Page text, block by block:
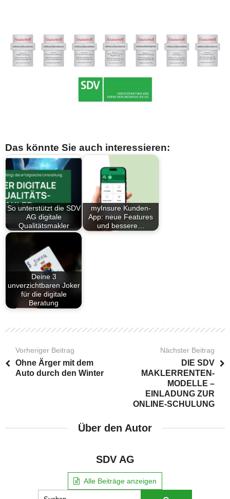
Das könnte Sie auch interessieren:
So unterstützt die SDV
AG digitale
Qualitätsmakler
myInsure Kunden-
App: neue Features
und bessere…
Deine 3
unverzichtbaren Joker
für die digitale
Beratung
Vorheriger Beitrag
Ohne Ärger mit dem
Auto durch den Winter
Nächster Beitrag
DIE SDV
MAKLERRENTEN-
MODELLE –
EINLADUNG ZUR
ONLINE-SCHULUNG
Über den Autor
SDV AG
Alle Beiträge anzeigen